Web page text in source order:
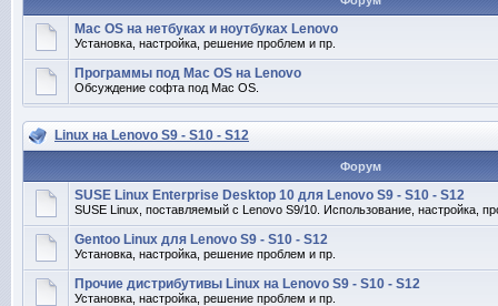
Mac OS на нетбуках и ноутбуках Lenovo
Установка, настройка, решение проблем и пр.
Программы под Mac OS на Lenovo
Обсуждение софта под Mac OS.
Linux на Lenovo S9 - S10 - S12
Форум
SUSE Linux Enterprise Desktop 10 для Lenovo S9 - S10 - S12
SUSE Linux, поставляемый с Lenovo S9/10. Использование, настройка,
Gentoo Linux для Lenovo S9 - S10 - S12
Установка, настройка, решение проблем и пр.
Прочие дистрибутивы Linux на Lenovo S9 - S10 - S12
Установка, настройка, решение проблем и пр.